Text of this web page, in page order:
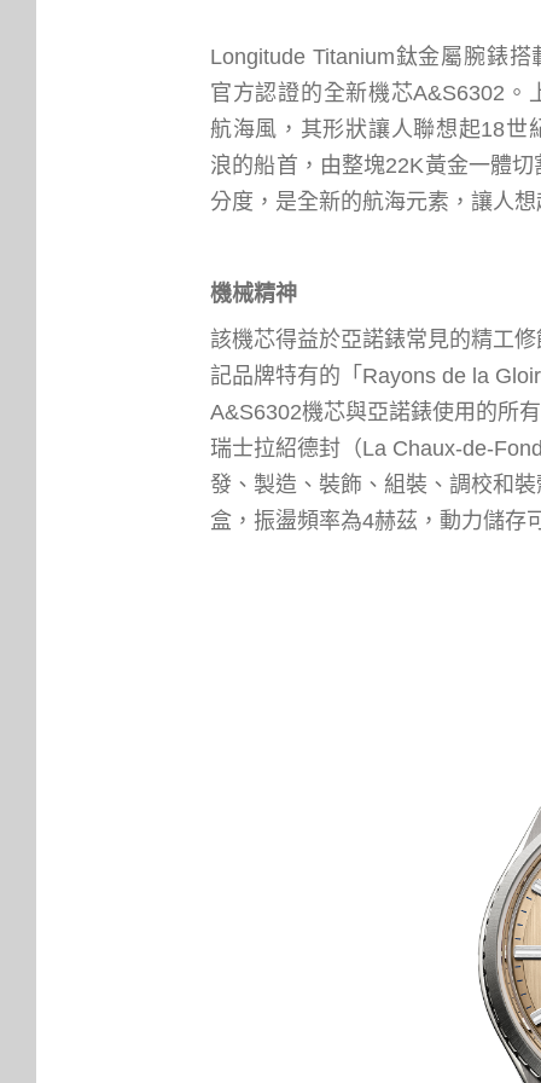
Longitude Titanium鈦金屬腕錶
官方認證的全新機芯A&S6302。
航海風，其形狀讓人聯想起18世
浪的船首，由整塊22K黃金一體
分度，是全新的航海元素，讓人
機械精神
該機芯得益於亞諾錶常見的精工
記品牌特有的「Rayons de la
A&S6302機芯與亞諾錶使用的所
瑞士拉紹德封（La Chaux-de-
發、製造、裝飾、組裝、調校和
盒，振盪頻率為4赫茲，動力儲存